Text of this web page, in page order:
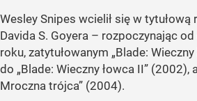
Wesley Snipes wcielił się w
Davida S. Goyera – rozpoczynając
roku, zatytułowanym „Blade: Wieczny
do „Blade: Wieczny łowca II” (2002),
Mroczna trójca” (2004).